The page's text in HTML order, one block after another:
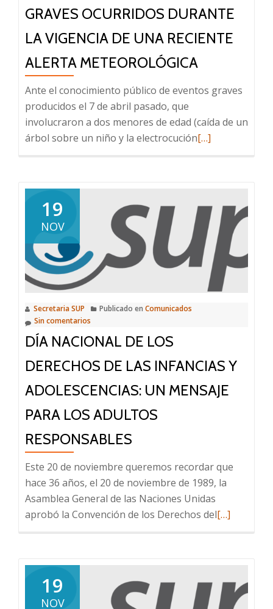
mejor
y
más
segura
herramienta
para
protegernos
GRAVES OCURRIDOS DURANTE
LA VIGENCIA DE UNA RECIENTE
ALERTA METEOROLÓGICA
Ante el conocimiento público de eventos graves
producidos el 7 de abril pasado, que
involucraron a dos menores de edad (caída de un
árbol sobre un niño y la electrocuciónLeer
eventos
graves
ocurridos
durante
vigencia
alerta
meteorológica
[…]
19
NOV
Secretaria SUP Publicado en Comunicados
Sin comentarios
DÍA NACIONAL DE LOS
DERECHOS DE LAS INFANCIAS Y
ADOLESCENCIAS: UN MENSAJE
PARA LOS ADULTOS
RESPONSABLES
Este 20 de noviembre queremos recordar que
hace 36 años, el 20 de noviembre de 1989, la
Asamblea General de las Naciones Unidas
aprobó la Convención de los Derechos delLeer
de
[…]
19
NOV